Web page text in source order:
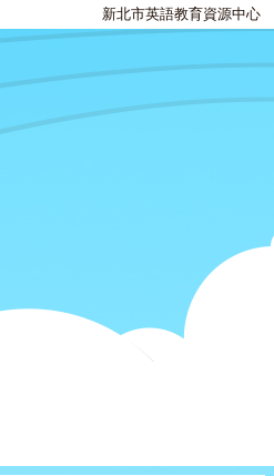
新北市英語教育資源中心